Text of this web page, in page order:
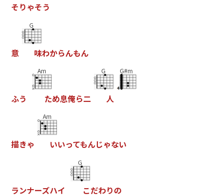
そ り ゃそう
意
G
味わからんもん
ふう
Am
ため息俺ら二
G
人
G#m
描きゃ
Am
いいってもんじゃない
ランナーズハイ
G
こだわりの